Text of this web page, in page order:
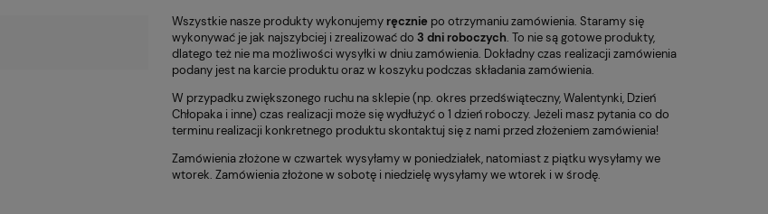
Wszystkie nasze produkty wykonujemy ręczniepo otrzymaniu zamówienia. Staramy się
wykonywać je jak najszybciej i zrealizować do 3 dni roboczych. To nie są gotowe produkty,
dlatego też nie ma możliwości wysyłki w dniu zamówienia. Dokładny czas realizacji zamówienia
podany jest na karcie produktu oraz w koszyku podczas składania zamówienia.
W przypadku zwiększonego ruchu na sklepie (np. okres przedświąteczny, Walentynki, Dzień
Chłopaka i inne) czas realizacji może się wydłużyć o 1 dzień roboczy. Jeżeli masz pytania co do
terminu realizacji konkretnego produktu skontaktuj się z nami przed złożeniem zamówienia!
Zamówienia złożone w czwartek wysyłamy w poniedziałek, natomiast z piątku wysyłamy we
wtorek. Zamówienia złożone w sobotę i niedzielę wysyłamy we wtorek i w środę.